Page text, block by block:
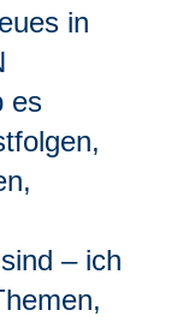
in
es
– ich